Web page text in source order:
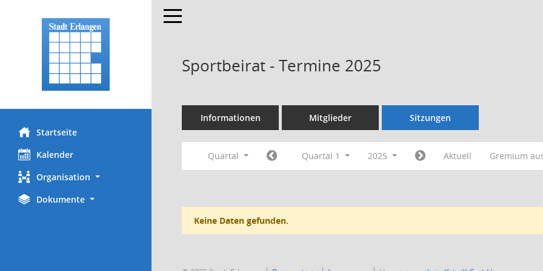
Startseite
Kalender
Organisation
Dokumente
Toggle navigation
Sportbeirat - Termine 2025
Informationen Mitglieder Sitzungen
Quartal Quartal 1 2025 Aktuell Gremium
Keine Daten gefunden.